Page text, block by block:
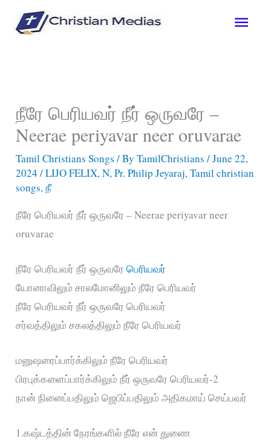
Main
நீரே பெரியவர் நீர் ஒருவரே –
Neerae periyavar neer oruvarae
Tamil Christians Songs / ByTamilChristians/June 22,
2024/LIJO FELIX,N,Pr. Philip Jeyaraj,Tamil christian
songs,நீ
நீரே பெரியவர் நீர் ஒருவரே – Neerae periyavar neer
oruvarae
நீரே பெரியவர் நீர் ஒருவரேபெரியவர்
யோனாவிலும் சாலமோனிலும் நீரே பெரியவர்
நீரே பெரியவர் நீர் ஒருவரே பெரியவர்
சர்வத்திலும் சகலத்திலும் நீரே பெரியவர்
மனுஷரைப்பார்க்கிலும் நீரே பெரியவர்
பிரபுக்களைப்பார்க்கிலும் நீர் ஒருவரே பெரியவர்-2
நான் நினைப்பதிலும் ஜெபிப்பதிலும் அதிகமாய் செய்பவர்
1.கஷ்டத்தின் நேரங்களில் நீரே என் துணை